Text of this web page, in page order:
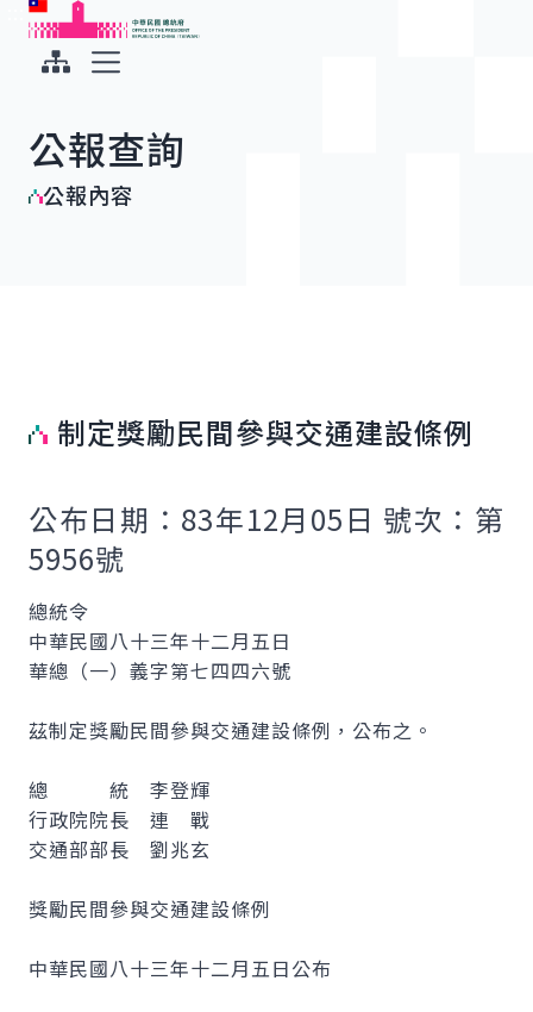
跳到主要內容
中華民國總統府
公報查詢
公報內容
制定獎勵民間參與交通建設條例
公布日期：83年12月05日 號次：第
5956號
總統令
中華民國八十三年十二月五日
華總（一）義字第七四四六號
茲制定獎勵民間參與交通建設條例，公布之。
總 統 李登輝
行政院院長 連 戰
交通部部長 劉兆玄
獎勵民間參與交通建設條例
中華民國八十三年十二月五日公布